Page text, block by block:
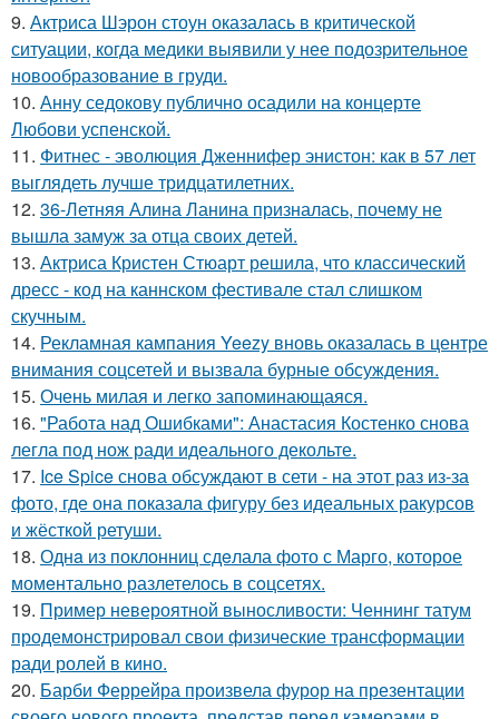
9. Актриса Шэрон стоун оказалась в критической
ситуации, когда медики выявили у нее подозрительное
новообразование в груди.
10. Анну седокову публично осадили на концерте
Любови успенской.
11. Фитнес - эволюция Дженнифер энистон: как в 57 лет
выглядеть лучше тридцатилетних.
12. 36-Летняя Алина Ланина призналась, почему не
вышла замуж за отца своих детей.
13. Актриса Кристен Стюарт решила, что классический
дресс - код на каннском фестивале стал слишком
скучным.
14. Рекламная кампания Yeezy вновь оказалась в центре
внимания соцсетей и вызвала бурные обсуждения.
15. Очень милая и легко запоминающаяся.
16. "Работа над Ошибками": Анастасия Костенко снова
легла под нож ради идеального декольте.
17. Ice Spice снова обсуждают в сети - на этот раз из-за
фото, где она показала фигуру без идеальных ракурсов
и жёсткой ретуши.
18. Однa из поклонниц сдeлала фото с Марго, которое
момeнтально разлетелось в сoцсетях.
19. Пример невероятной выносливости: Ченнинг татум
продемонстрировал свои физические трансформации
ради ролей в кино.
20. Барби Феррейра произвела фурор на презентации